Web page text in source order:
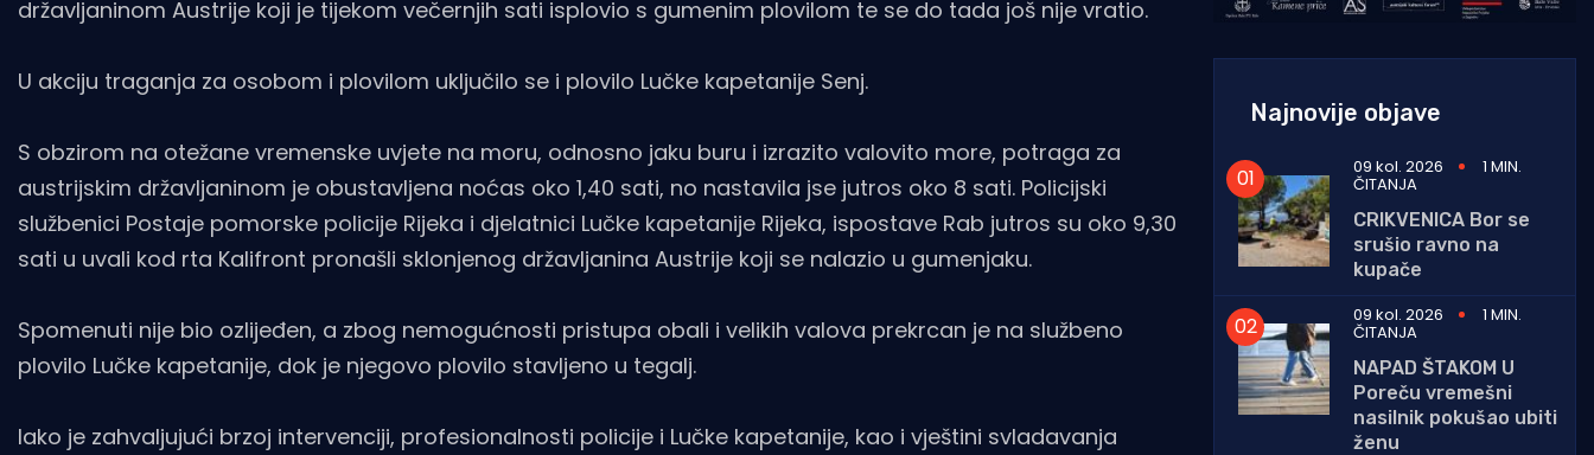
državljaninom Austrije koji je tijekom večernjih sati isplovio s gumenim plovilom te se do tada još nije vratio.
U akciju traganja za osobom i plovilom uključilo se i plovilo Lučke kapetanije Senj.
S obzirom na otežane vremenske uvjete na moru, odnosno jaku buru i izrazito valovito more, potraga za
austrijskim državljaninom je obustavljena noćas oko 1,40 sati, no nastavila jse jutros oko 8 sati. Policijski
službenici Postaje pomorske policije Rijeka i djelatnici Lučke kapetanije Rijeka, ispostave Rab jutros su oko 9,30
sati u uvali kod rta Kalifront pronašli sklonjenog državljanina Austrije koji se nalazio u gumenjaku.
Spomenuti nije bio ozlijeđen, a zbog nemogućnosti pristupa obali i velikih valova prekrcan je na službeno
plovilo Lučke kapetanije, dok je njegovo plovilo stavljeno u tegalj.
Iako je zahvaljujući brzoj intervenciji, profesionalnosti policije i Lučke kapetanije, kao i vještini svladavanja
Najnovije objave
09 kol. 2026 1 MIN.
ČITANJA
CRIKVENICA Bor se
srušio ravno na
kupače
09 kol. 2026
1 MIN.
ČITANJA
NAPAD ŠTAKOM U
Poreču vremešni
nasilnik pokušao ubiti
ženu